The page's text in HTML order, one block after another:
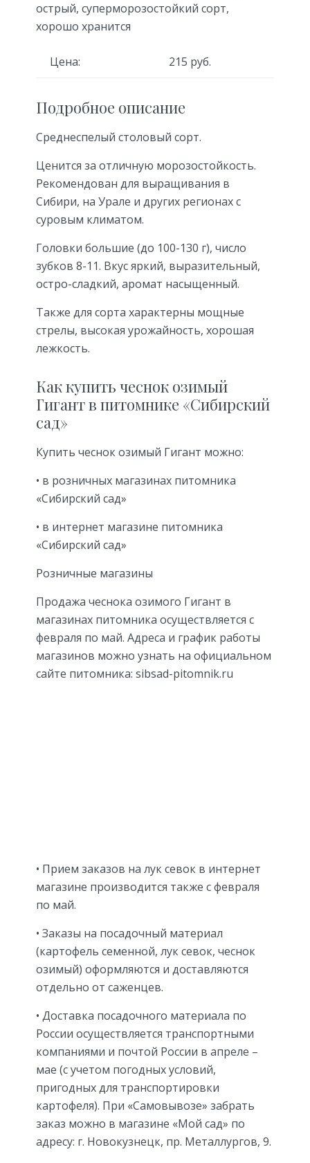
острый, суперморозостойкий сорт,
хорошо хранится
Цена: 215 руб.
Подробное описание
Среднеспелый столовый сорт.
Ценится за отличную морозостойкость.
Рекомендован для выращивания в
Сибири, на Урале и других регионах с
суровым климатом.
Головки большие (до 100-130 г), число
зубков 8-11. Вкус яркий, выразительный,
остро-сладкий, аромат насыщенный.
Также для сорта характерны мощные
стрелы, высокая урожайность, хорошая
лежкость.
Как купить чеснок озимый
Гигант в питомнике «Сибирский
сад»
Купить чеснок озимый Гигант можно:
• в розничных магазинах питомника
«Сибирский сад»
• в интернет магазине питомника
«Сибирский сад»
Розничные магазины
Продажа чеснока озимого Гигант в
магазинах питомника осуществляется с
февраля по май. Адреса и график работы
магазинов можно узнать на официальном
сайте питомника: sibsad-pitomnik.ru
• Прием заказов на лук севок в интернет
магазине производится также с февраля
по май.
• Заказы на посадочный материал
(картофель семенной, лук севок, чеснок
озимый) оформляются и доставляются
отдельно от саженцев.
• Доставка посадочного материала по
России осуществляется транспортными
компаниями и почтой России в апреле –
мае (с учетом погодных условий,
пригодных для транспортировки
картофеля). При «Самовывозе» забрать
заказ можно в магазине «Мой сад» по
адресу: г. Новокузнецк, пр. Металлургов, 9.